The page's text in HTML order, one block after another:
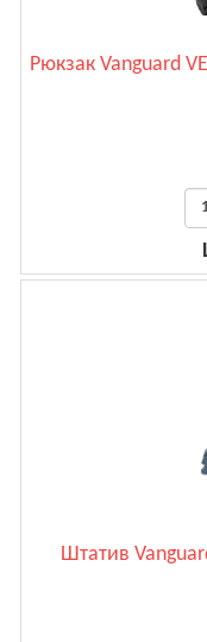
Рюкзак Vanguard
Штатив